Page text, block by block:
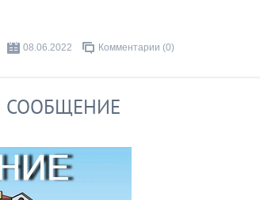
08.06.2022 Комментарии (0)